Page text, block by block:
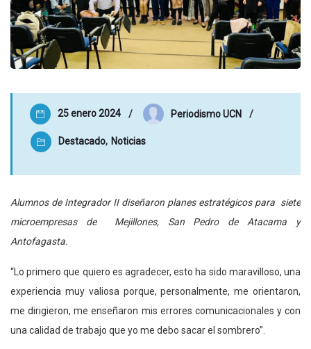
25 enero 2024 Periodismo UCN
Destacado, Noticias
Alumnos de Integrador II diseñaron planes estratégicos para siete
microempresas de Mejillones, San Pedro de Atacama y
Antofagasta.
“Lo primero que quiero es agradecer, esto ha sido maravilloso, una
experiencia muy valiosa porque, personalmente, me orientaron,
me dirigieron, me enseñaron mis errores comunicacionales y con
una calidad de trabajo que yo me debo sacar el sombrero”.